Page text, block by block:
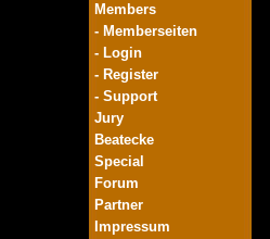
Members
- Memberseiten
- Login
- Register
- Support
Jury
Beatecke
Special
Forum
Partner
Impressum